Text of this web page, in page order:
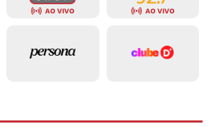
AO VIVO AO VIVO